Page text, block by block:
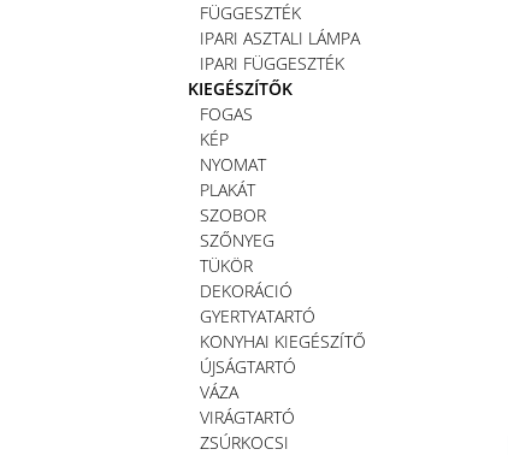
FÜGGESZTÉK
IPARI ASZTALI LÁMPA
IPARI FÜGGESZTÉK
KIEGÉSZÍTŐK
FOGAS
KÉP
NYOMAT
PLAKÁT
SZOBOR
SZŐNYEG
TÜKÖR
DEKORÁCIÓ
GYERTYATARTÓ
KONYHAI KIEGÉSZÍTŐ
ÚJSÁGTARTÓ
VÁZA
VIRÁGTARTÓ
ZSÚRKOCSI